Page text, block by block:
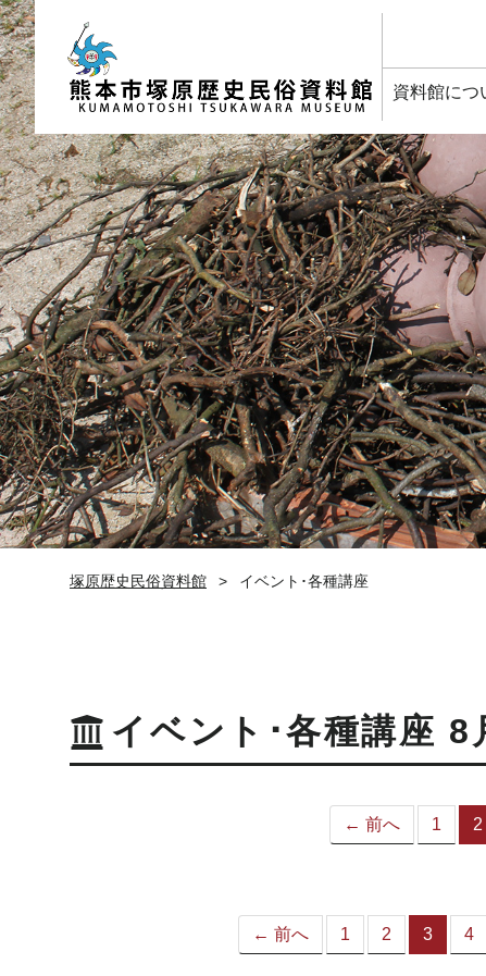
資料館につ
塚原歴史民俗資料館 イベント･各種講座
イベント･各種講座 8
← 前へ 1 2
← 前へ 1 2 3
（こ
4